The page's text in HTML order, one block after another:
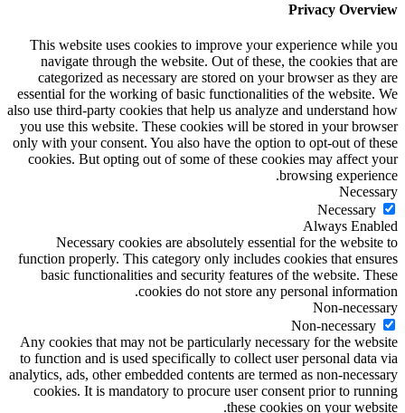
Privacy Overview
This website uses cookies to improve your experience while you
navigate through the website. Out of these, the cookies that are
categorized as necessary are stored on your browser as they are
essential for the working of basic functionalities of the website. We
also use third-party cookies that help us analyze and understand how
you use this website. These cookies will be stored in your browser
only with your consent. You also have the option to opt-out of these
cookies. But opting out of some of these cookies may affect your
browsing experience.
Necessary
Necessary
Always Enabled
Necessary cookies are absolutely essential for the website to
function properly. This category only includes cookies that ensures
basic functionalities and security features of the website. These
cookies do not store any personal information.
Non-necessary
Non-necessary
Any cookies that may not be particularly necessary for the website
to function and is used specifically to collect user personal data via
analytics, ads, other embedded contents are termed as non-necessary
cookies. It is mandatory to procure user consent prior to running
these cookies on your website.